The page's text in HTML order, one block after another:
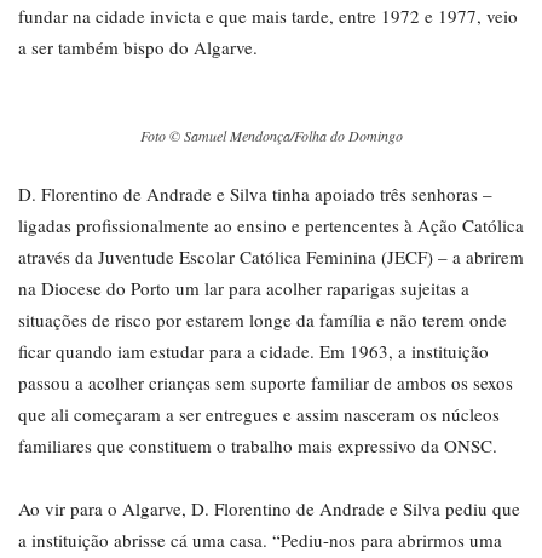
fundar na cidade invicta e que mais tarde, entre 1972 e 1977, veio
a ser também bispo do Algarve.
Foto © Samuel Mendonça/Folha do Domingo
D. Florentino de Andrade e Silva tinha apoiado três senhoras –
ligadas profissionalmente ao ensino e pertencentes à Ação Católica
através da Juventude Escolar Católica Feminina (JECF) – a abrirem
na Diocese do Porto um lar para acolher raparigas sujeitas a
situações de risco por estarem longe da família e não terem onde
ficar quando iam estudar para a cidade. Em 1963, a instituição
passou a acolher crianças sem suporte familiar de ambos os sexos
que ali começaram a ser entregues e assim nasceram os núcleos
familiares que constituem o trabalho mais expressivo da ONSC.
Ao vir para o Algarve, D. Florentino de Andrade e Silva pediu que
a instituição abrisse cá uma casa. “Pediu-nos para abrirmos uma